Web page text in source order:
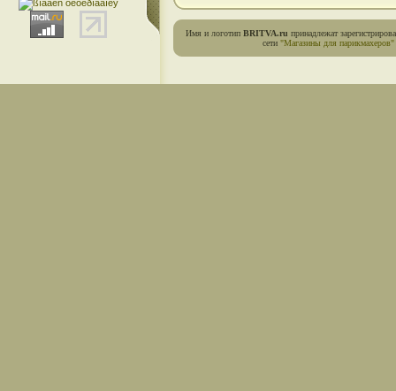
Имя и логотип BRITVA.ru принадлежат
сети "Магазины для парикмахеров"